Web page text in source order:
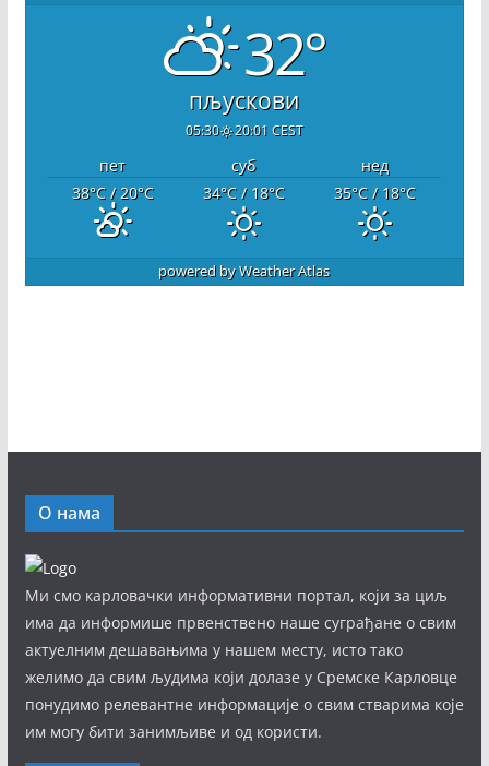
32°
пљускови
05:30 20:01 CEST
пет суб
нед
38°C/ 20°C 34°C/ 18°C 35°C/ 18°C
powered byWeather Atlas
О нама
Ми смо карловачки информативни портал, који за циљ
има да информише првенствено наше суграђане о свим
актуелним дешавањима у нашем месту, исто тако
желимо да свим људима који долазе у Сремске Карловце
понудимо релевантне информације о свим стварима које
им могу бити занимљиве и од користи.